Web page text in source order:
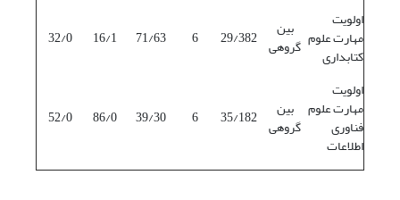
اولویت
مهارت علوم
کتابداری
بین
گروهی 29/382
6
71/63
16/1
32/0
اولویت
مهارت علوم
فناوری
اطلاعات
بین
گروهی 35/182
6
39/30
86/0
52/0